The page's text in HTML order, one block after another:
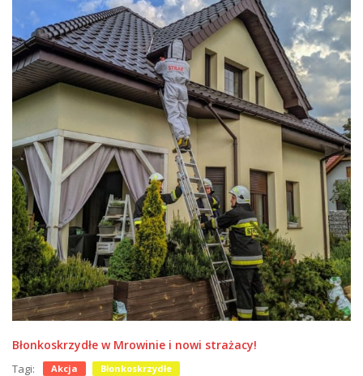
Błonkoskrzydłe w Mrowinie i nowi strażacy!
Tagi: Akcja Błonkoskrzydłe